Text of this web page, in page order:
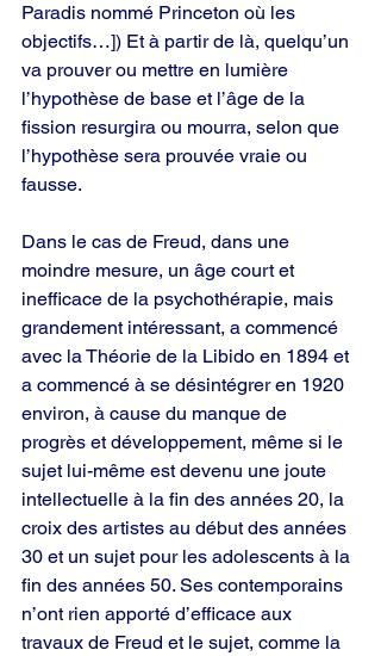
Paradis nommé Princeton où les
objectifs…]) Et à partir de là, quelqu’un
va prouver ou mettre en lumière
l’hypothèse de base et l’âge de la
fission resurgira ou mourra, selon que
l’hypothèse sera prouvée vraie ou
fausse.
Dans le cas de Freud, dans une
moindre mesure, un âge court et
inefficace de la psychothérapie, mais
grandement intéressant, a commencé
avec la Théorie de la Libido en 1894 et
a commencé à se désintégrer en 1920
environ, à cause du manque de
progrès et développement, même si le
sujet lui-même est devenu une joute
intellectuelle à la fin des années 20, la
croix des artistes au début des années
30 et un sujet pour les adolescents à la
fin des années 50. Ses contemporains
n’ont rien apporté d’efficace aux
travaux de Freud et le sujet, comme la